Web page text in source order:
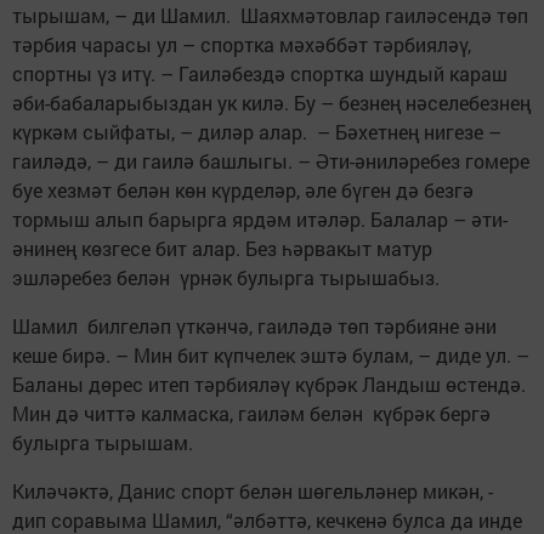
тырышам, – ди Шамил. Шаяхмәтовлар гаиләсендә төп
тәрбия чарасы ул – спортка мәхәббәт тәрбияләү,
спортны үз итү. – Гаиләбездә спортка шундый караш
әби-бабаларыбыздан ук килә. Бу – безнең нәселебезнең
күркәм сыйфаты, – диләр алар. – Бәхетнең нигезе –
гаиләдә, – ди гаилә башлыгы. – Әти-әниләребез гомере
буе хезмәт белән көн күрделәр, әле бүген дә безгә
тормыш алып барырга ярдәм итәләр. Балалар – әти-
әнинең көзгесе бит алар. Без һәрвакыт матур
эшләребез белән үрнәк булырга тырышабыз.
Шамил билгеләп үткәнчә, гаиләдә төп тәрбияне әни
кеше бирә. – Мин бит күпчелек эштә булам, – диде ул. –
Баланы дөрес итеп тәрбияләү күбрәк Ландыш өстендә.
Мин дә читтә калмаска, гаиләм белән күбрәк бергә
булырга тырышам.
Киләчәктә, Данис спорт белән шөгельләнер микән, -
дип соравыма Шамил, “әлбәттә, кечкенә булса да инде